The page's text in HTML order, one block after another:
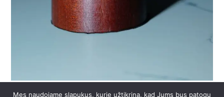
Mes naudojame slapukus, kurie užtikrina, kad Jums bus patogu